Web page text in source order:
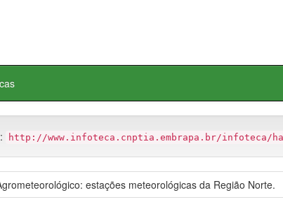
http://www.infoteca.cnptia.embrapa.br/infoteca/
estações meteorológicas da Região Norte.